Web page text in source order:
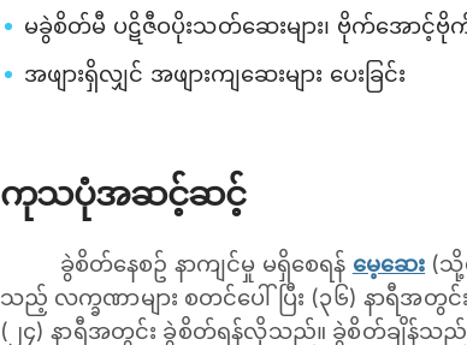
မခွဲစိတ်မီ ပဋိဇီဝပိုးသတ်ဆေးများ၊ ဗိုက်အောင့်ဗိုက်
အဖျားရှိလျှင် အဖျားကျဆေးများ ပေးခြင်း
ကုသပုံအဆင့်ဆင့်
ခွဲစိတ်နေစဥ် နာကျင်မှု မရှိစေရန် မေ့ဆေး (
သည့် လက္ခဏာများ စတင်ပေါ် ပြီး (၃၆) နာရီ
(၂၄) နာရီအတွင်း ခွဲစိတ်ရန်လိုသည်။ ခွဲစိတ်ချိန်သည်